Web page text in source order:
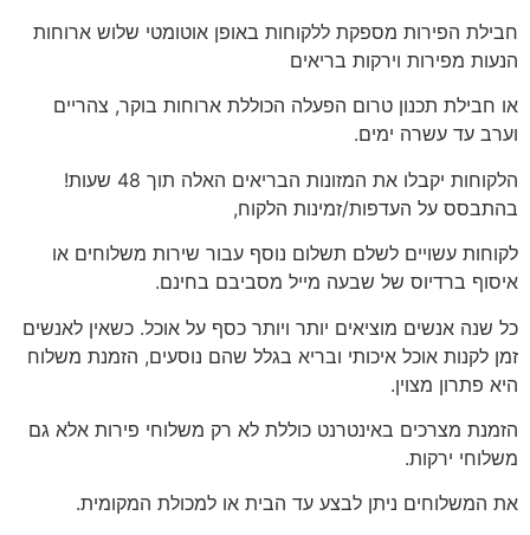
חבילת הפירות מספקת ללקוחות באופן אוטומטי שלוש ארוחות
הנעות מפירות וירקות בריאים
או חבילת תכנון טרום הפעלה הכוללת ארוחות בוקר, צהריים
וערב עד עשרה ימים.
הלקוחות יקבלו את המזונות הבריאים האלה תוך 48 שעות!
בהתבסס על העדפות/זמינות הלקוח,
לקוחות עשויים לשלם תשלום נוסף עבור שירות משלוחים או
איסוף ברדיוס של שבעה מייל מסביבם בחינם.
כל שנה אנשים מוציאים יותר ויותר כסף על אוכל. כשאין לאנשים
זמן לקנות אוכל איכותי ובריא בגלל שהם נוסעים, הזמנת משלוח
היא פתרון מצוין.
הזמנת מצרכים באינטרנט כוללת לא רק משלוחי פירות אלא גם
משלוחי ירקות.
את המשלוחים ניתן לבצע עד הבית או למכולת המקומית.